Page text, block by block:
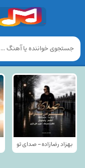
بهزاد رضازاده - صدای تو